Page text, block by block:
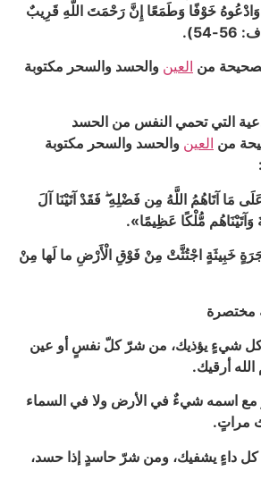
خَوْفًا وَطَمَعًا إِنَّ رَحْمَتَ اللّهِ قَرِيبٌ
من العين والحسد والسحر مكتوبة
التي تحمي النفس من الحسد
من العين والحسد والسحر مكتوبة
مَا آتَاهُمُ اللَّهُ مِن فَضْلِهِ ۖ فَقَدْ آتَيْنَا آلَ
وَآتَيْنَاهُم مُّلْكًا عَظِيمًا».
خَبِيثَةٍ اجْتُثَّتْ مِنْ فَوْقِ الْأَرْضِ ما لَها مِنْ
مختصرة
كل شيءٍ يؤذيك، من شرّ كلّ نفسٍ أو عين
أرقيك.
مع اسمه شيءٌ في الأرض ولا في السماء
مراتٍ.
كل داءٍ يشفيك، ومن شرّ حاسدٍ إذا حسد،